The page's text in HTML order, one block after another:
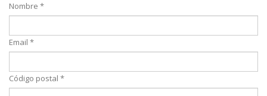
Nombre *
Email *
Código postal *